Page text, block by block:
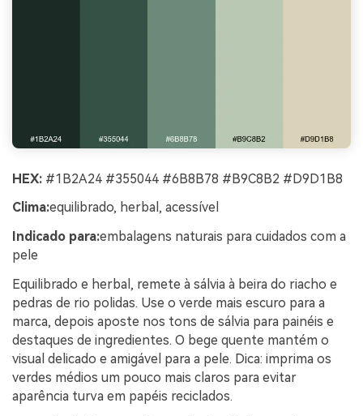
HEX: #1B2A24 #355044 #6B8B78 #B9C8B2 #D9D1B8
Clima:equilibrado, herbal, acessível
Indicado para:embalagens naturais para cuidados com a
pele
Equilibrado e herbal, remete à sálvia à beira do riacho e
pedras de rio polidas. Use o verde mais escuro para a
marca, depois aposte nos tons de sálvia para painéis e
destaques de ingredientes. O bege quente mantém o
visual delicado e amigável para a pele. Dica: imprima os
verdes médios um pouco mais claros para evitar
aparência turva em papéis reciclados.